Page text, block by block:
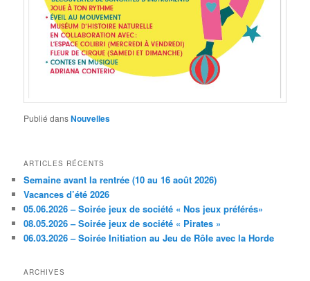
Publié dansNouvelles
ARTICLES RÉCENTS
Semaine avant la rentrée (10 au 16 août 2026)
Vacances d’été 2026
05.06.2026 – Soirée jeux de société « Nos jeux préférés»
08.05.2026 – Soirée jeux de société « Pirates »
06.03.2026 – Soirée Initiation au Jeu de Rôle avec la Horde
ARCHIVES